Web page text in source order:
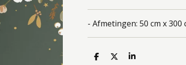
- Afmetingen: 50 cm x 300
D
D
S